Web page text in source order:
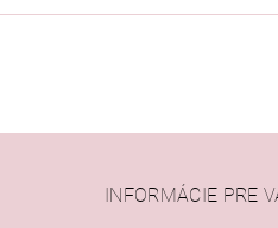
INFORMÁCIE PRE